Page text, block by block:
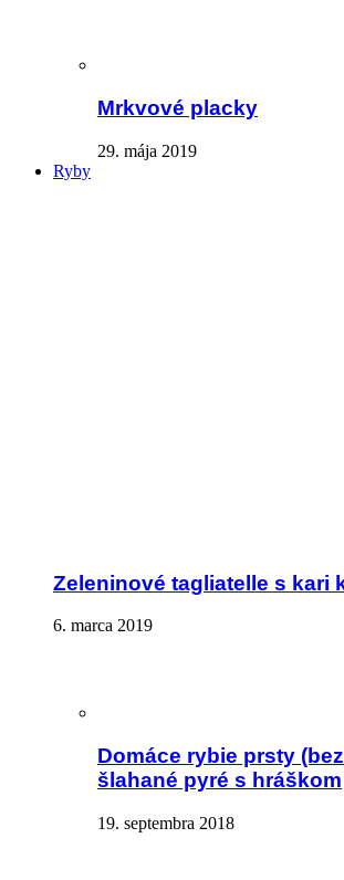
Mrkvové placky
29. mája 2019
Ryby
Zeleninové tagliatelle s kari
6. marca 2019
Domáce rybie prsty
šlahané pyré s hráškom
19. septembra 2018